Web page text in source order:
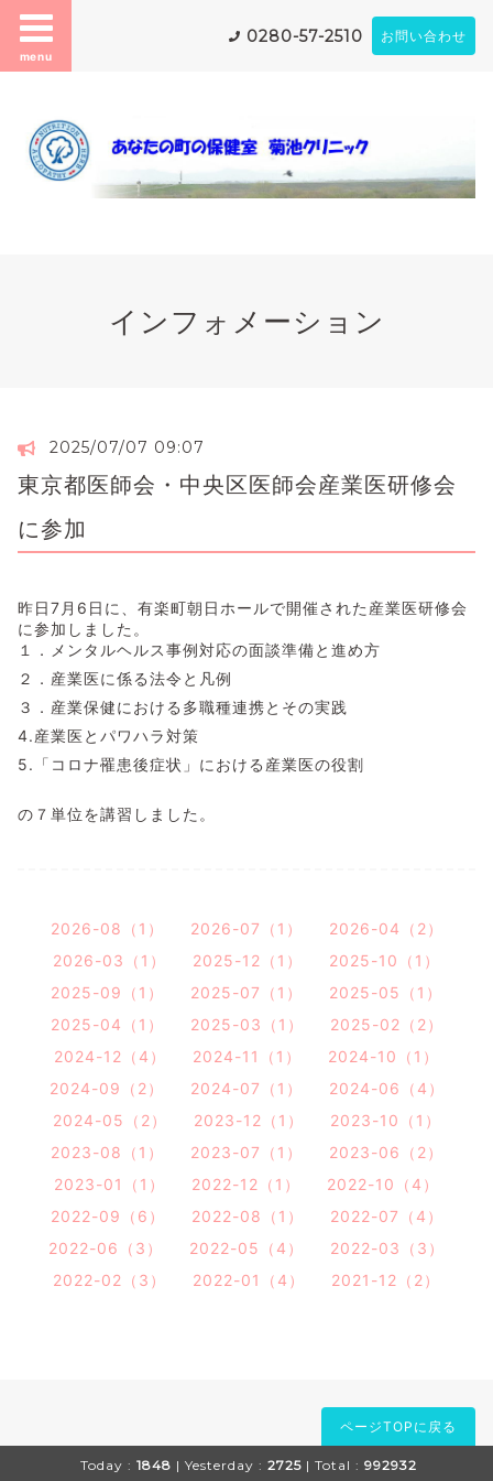
menu
0280-57-2510 お問い合わせ
インフォメーション
2025/07/07 09:07
東京都医師会・中央区医師会産業医研修会
に参加
昨日7月6日に、有楽町朝日ホールで開催された産業医研修会
に参加しました。
１．メンタルヘルス事例対応の面談準備と進め方
２．産業医に係る法令と凡例
３．産業保健における多職種連携とその実践
4.産業医とパワハラ対策
5.「コロナ罹患後症状」における産業医の役割
の７単位を講習しました。
2026-08（1） 2026-07（1）
2026-04（2）
2026-03（1）
2025-12（1）
2025-10（1）
2025-09（1）
2025-07（1）
2025-05（1）
2025-04（1）
2025-03（1）
2025-02（2）
2024-12（4）
2024-11（1）
2024-10（1）
2024-09（2）
2024-07（1）
2024-06（4）
2024-05（2）
2023-12（1）
2023-10（1）
2023-08（1）
2023-07（1）
2023-06（2）
2023-01（1）
2022-12（1）
2022-10（4）
2022-09（6）
2022-08（1）
2022-07（4）
2022-06（3）
2022-05（4）
2022-03（3）
2022-02（3）
2022-01（4） 2021-12（2）
ページTOPに戻る
Today : 1848 | Yesterday : 2725 | Total : 992932